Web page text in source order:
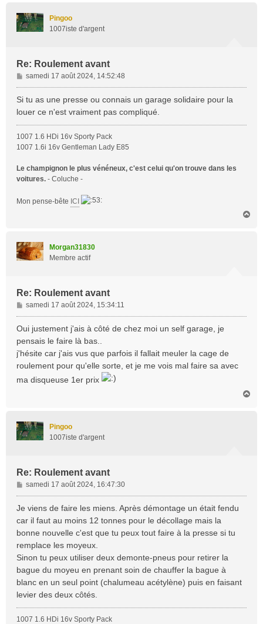
Pingoo
1007iste d'argent
Re: Roulement avant
M
e
s
e
samedi 17 août 2024, 14:52:48
Si tu as une presse ou connais un garage solidaire pour la
louer ce n'est vraiment pas compliqué.
1007 1.6 HDi 16v Sporty Pack
1007 1.6i 16v Gentleman Lady E85
Le champignon le plus vénéneux, c'est celui qu'on trouve dans les
voitures. - Coluche -
Mon pense-bête ICI
Morgan31830
Membre actif
Re: Roulement avant
M
e
s
g
e
samedi 17 août 2024, 15:34:11
Oui justement j'ais à côté de chez moi un self garage, je
pensais le faire là bas..
j'hésite car j'ais vus que parfois il fallait meuler la cage de
roulement pour qu'elle sorte, et je me vois mal faire sa avec
ma disqueuse 1er prix
Pingoo
1007iste d'argent
Re: Roulement avant
M
e
s
g
e
samedi 17 août 2024, 16:47:30
Je viens de faire les miens. Après démontage un était fendu
car il faut au moins 12 tonnes pour le décollage mais la
bonne nouvelle c'est que tu peux tout faire à la presse si tu
remplace les moyeux.
Sinon tu peux utiliser deux demonte-pneus pour retirer la
bague du moyeu en prenant soin de chauffer la bague à
blanc en un seul point (chalumeau acétylène) puis en faisant
levier des deux côtés.
1007 1.6 HDi 16v Sporty Pack